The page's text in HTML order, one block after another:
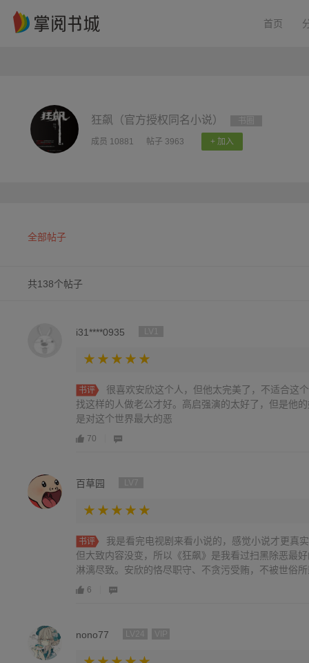
首页
狂飙（官方授权同名小说）
成员 10881 帖子 3963 + 加入
全部帖子
共138个帖子
i31****0935
书评
很喜欢安欣这个人，但他太完美了，不适合
找这样的人做老公才好。高启强演的太好了，但是他
是对这个世界最大的恶
70
百草园
书评
我是看完电视剧来看小说的，感觉小说才更真
但大致内容没变，所以《狂飙》是我看过扫黑除恶最
淋漓尽致。安欣的恪尽职守、不贪污受贿，不被世俗
这样的的人少之又少；高启强的很辣，做事杀伐果断
那个黑恶势力猖獗的时代，我想大家也会和高启强一
6
nono77